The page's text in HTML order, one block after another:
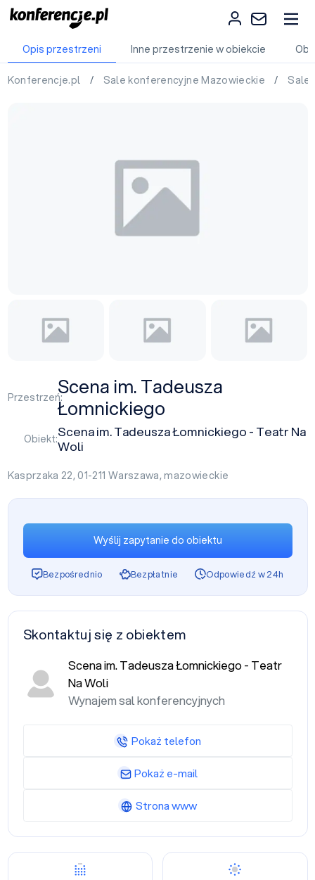
Opis przestrzeni Inne przestrzenie w obiekcie
Konferencje.pl / Sale konferencyjne Mazowieckie / Sale
Przestrzeń:Scena im. Tadeusza
Łomnickiego
Obiekt:Scena im. Tadeusza Łomnickiego - Teatr Na
Woli
Kasprzaka 22, 01-211 Warszawa,mazowieckie
Wyślij zapytanie do obiektu
Bezpośrednio Bezpłatnie Odpowiedź w 24h
Skontaktuj się z obiektem
Scena im. Tadeusza Łomnickiego - Teatr
Na Woli
Wynajem sal konferencyjnych
Pokaż telefon
Pokaż e-mail
Strona www